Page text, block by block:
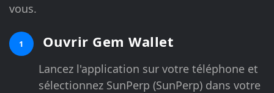
vous.
1 Ouvrir Gem Wallet
Lancez l'application sur votre téléphone et
sélectionnez SunPerp (SunPerp) dans votre